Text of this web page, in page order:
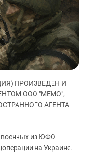
ПАЛЕСТИНУ
В ЧЕЧНЕ
АКТИВИСТОВ
И ПРОТЕСТЫ
ПРОИЗВЕДЕН И
ООО "МЕМО",
АГЕНТА
военных из ЮФО
на Украине.